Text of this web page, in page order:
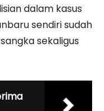
dalam kasus
sendiri sudah
sekaligus